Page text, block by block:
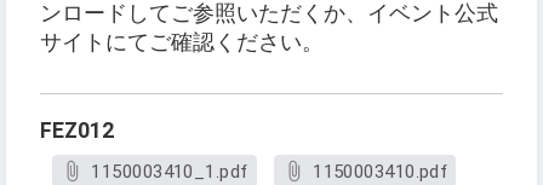
ンロードしてご参照いただくか、イベント公式
サイトにてご確認ください。
FEZ012
1150003410_1.pdf 1150003410.pdf